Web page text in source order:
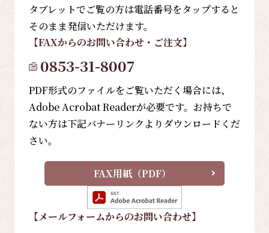
タブレットでご覧の方は電話番号をタップすると
そのまま発信いただけます。
【FAXからのお問い合わせ・ご注文】
0853-31-8007
PDF形式のファイルをご覧いただく場合には、
Adobe Acrobat Readerが必要です。お持ちで
ない方は下記バナーリンクよりダウンロードくだ
さい。
FAX用紙（PDF）
【メールフォームからのお問い合わせ】